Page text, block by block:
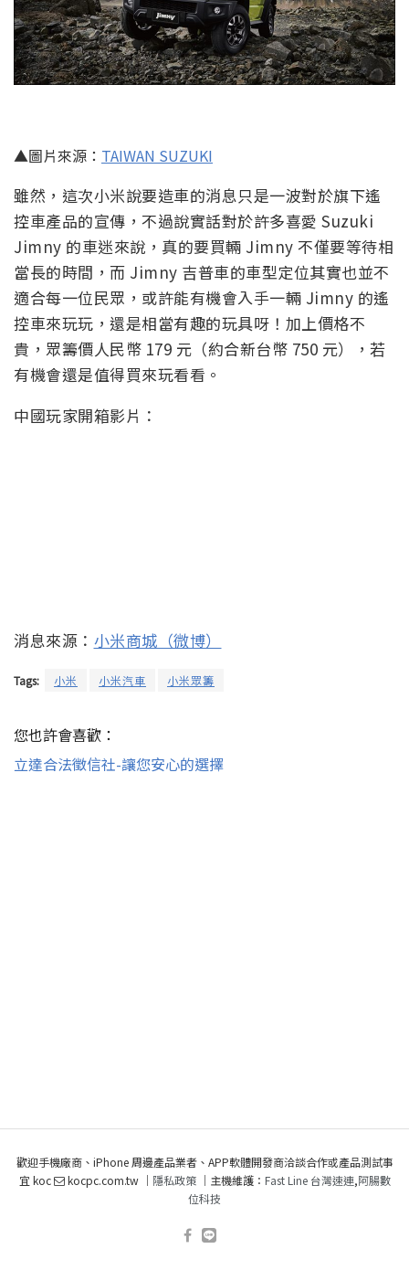
▲圖片來源： TAIWAN SUZUKI
雖然，這次小米說要造車的消息只是一波對於旗下遙
控車產品的宣傳，不過說實話對於許多喜愛 Suzuki
Jimny 的車迷來說，真的要買輛 Jimny 不僅要等待相
當長的時間，而 Jimny 吉普車的車型定位其實也並不
適合每一位民眾，或許能有機會入手一輛 Jimny 的遙
控車來玩玩，還是相當有趣的玩具呀！加上價格不
貴，眾籌價人民幣 179 元（約合新台幣 750 元），若
有機會還是值得買來玩看看。
中國玩家開箱影片：
消息來源： 小米商城（微博）
Tags: 小米 小米汽車 小米眾籌
您也許會喜歡：
立達合法徵信社-讓您安心的選擇
歡迎手機廠商、iPhone 周邊產品業者、APP軟體開發商洽談合作或產品測試事
宜 koc
kocpc.com.tw ｜ 隱私政策｜主機維護： Fast Line 台灣速連,阿腸數
位科技